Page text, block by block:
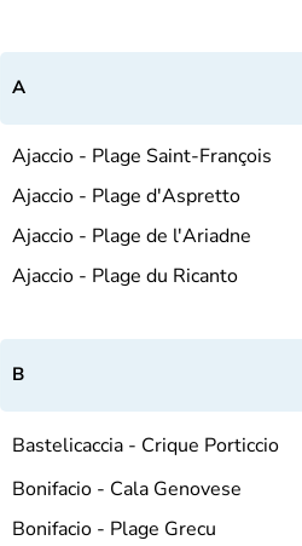
A
Ajaccio - Plage Saint-François
Ajaccio - Plage d'Aspretto
Ajaccio - Plage de l'Ariadne
Ajaccio - Plage du Ricanto
B
Bastelicaccia - Crique Porticcio
Bonifacio - Cala Genovese
Bonifacio - Plage Grecu